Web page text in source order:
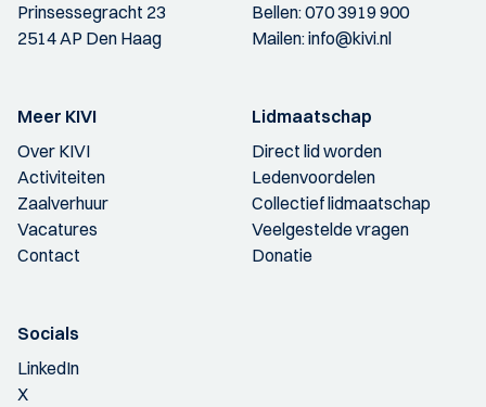
Prinsessegracht 23
2514 AP Den Haag
Bellen:070 3919 900
Mailen:info@kivi.nl
Meer KIVI
Over KIVI
Activiteiten
Zaalverhuur
Vacatures
Contact
Lidmaatschap
Direct lid worden
Ledenvoordelen
Collectief lidmaatschap
Veelgestelde vragen
Donatie
Socials
LinkedIn
X